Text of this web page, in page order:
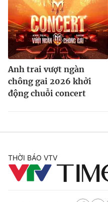
Anh trai vượt ngàn
chông gai 2026 khởi
động chuỗi concert
THỜI BÁO VTV